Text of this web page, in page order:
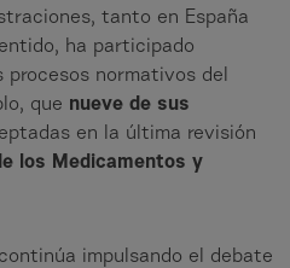
tanto en España
ha participado
normativos del
que nueve de sus
en la última revisión
los Medicamentos y
continúa impulsando el debate